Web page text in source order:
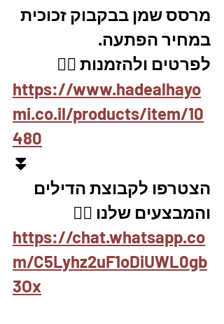
מרסס שמן בבקבוק זכוכית
במחיר הפתעה.
לפרטים ולהזמנות 👇🏼
https://www.hadealhayo
mi.co.il/products/item/10
480
⏬
הצטרפו לקבוצת הדילים
והמבצעים שלנו 👇🏽
https://chat.whatsapp.co
m/C5Lyhz2uF1oDiUWL0gb
3Ox